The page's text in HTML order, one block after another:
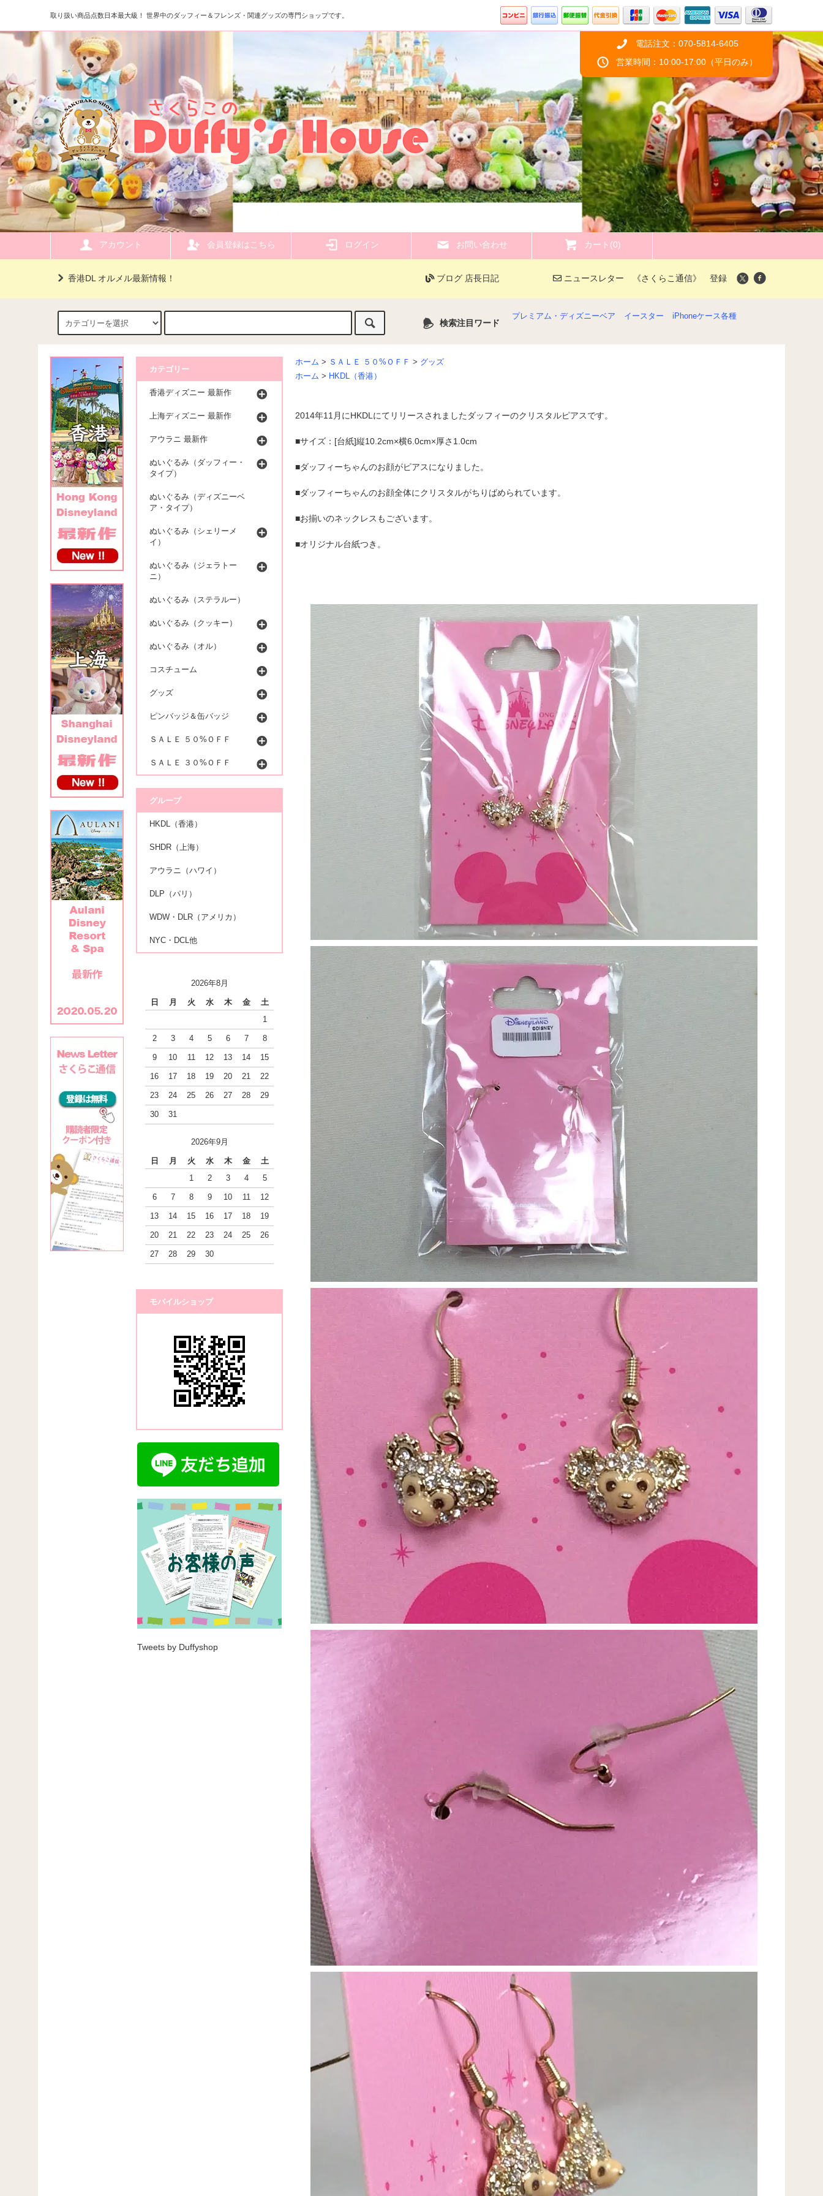
取り扱い商品点数日本最大級！ 世界中のダッフィー＆フレンズ・関連グッズの専門ショップです。
電話注文：070-5814-6405
営業時間：10:00-17:00（平日のみ）
アカウント 会員登録はこちら ログイン お問い合わせ カート(0)
香港DL オルメル最新情報！ ブログ 店長日記 ニュースレター 《さくらこ通信》 登録
検索注目ワード
プレミアム・ディズニーベア イースター iPhoneケース各種
ホーム > ＳＡＬＥ ５０%ＯＦＦ > グッズ
ホーム > HKDL（香港）
2014年11月にHKDLにてリリースされましたダッフィーのクリスタルピアスです。
■サイズ：[台紙]縦10.2cm×横6.0cm×厚さ1.0cm
■ダッフィーちゃんのお顔がピアスになりました。
■ダッフィーちゃんのお顔全体にクリスタルがちりばめられています。
■お揃いのネックレスもございます。
■オリジナル台紙つき。
カテゴリー
香港ディズニー 最新作
上海ディズニー 最新作
アウラニ 最新作
ぬいぐるみ（ダッフィー・
タイプ）
ぬいぐるみ（ディズニーベ
ア・タイプ）
ぬいぐるみ（シェリーメ
イ）
ぬいぐるみ（ジェラトー
ニ）
ぬいぐるみ（ステラルー）
ぬいぐるみ（クッキー）
ぬいぐるみ（オル）
コスチューム
グッズ
ピンバッジ＆缶バッジ
ＳＡＬＥ ５０%ＯＦＦ
ＳＡＬＥ ３０%ＯＦＦ
グループ
HKDL（香港）
SHDR（上海）
アウラニ（ハワイ）
DLP（パリ）
WDW・DLR（アメリカ）
NYC・DCL他
2026年8月
日 月 火 水 木 金
土
1
2 3 4 5 6 7 8
9 10 11 12 13 14 15
16 17 18 19 20 21 22
23 24 25 26 27 28 29
30 31
2026年9月
日 月 火 水 木 金
土
1
2 3 4 5
6 7 8 9 10 11 12
13 14 15 16 17 18 19
20 21 22 23 24 25 26
27 28 29 30
モバイルショップ
Tweets by Duffyshop